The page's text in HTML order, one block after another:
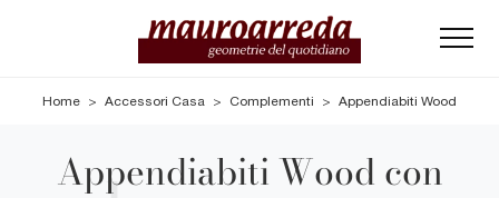
Home > Accessori Casa > Complementi > Appendiabiti Wood
Appendiabiti Wood con